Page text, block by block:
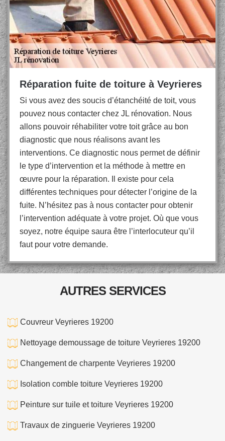
Réparation fuite de toiture à Veyrieres
Si vous avez des soucis d’étanchéité de toit, vous
pouvez nous contacter chez JL rénovation. Nous
allons pouvoir réhabiliter votre toit grâce au bon
diagnostic que nous réalisons avant les
interventions. Ce diagnostic nous permet de définir
le type d’intervention et la méthode à mettre en
œuvre pour la réparation. Il existe pour cela
différentes techniques pour détecter l’origine de la
fuite. N’hésitez pas à nous contacter pour obtenir
l’intervention adéquate à votre projet. Où que vous
soyez, notre équipe saura être l’interlocuteur qu’il
faut pour votre demande.
AUTRES SERVICES
Couvreur Veyrieres 19200
Nettoyage demoussage de toiture Veyrieres 19200
Changement de charpente Veyrieres 19200
Isolation comble toiture Veyrieres 19200
Peinture sur tuile et toiture Veyrieres 19200
Travaux de zinguerie Veyrieres 19200